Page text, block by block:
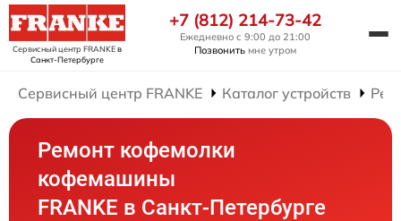
Сервисный центр FRANKEв
Санкт-Петербурге
+7 (812) 214-73-42
Ежедневно с 9:00 до 21:00
Позвонить мне утром
Сервисный центр FRANKE Каталог устройств
Ремонт кофемолки
кофемашины
FRANKE в Санкт-Петербурге